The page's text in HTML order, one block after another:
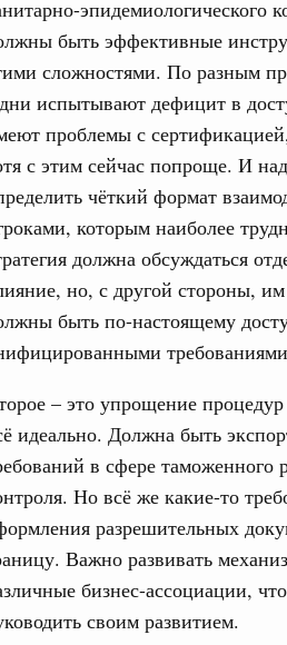
эпидемиологического
быть эффективные
сложностями. По разным
испытывают дефицит в
проблемы с
с этим сейчас попроще. И
чёткий формат
которым наиболее
должна обсуждаться
но, с другой стороны,
быть по-настоящему
– это упрощение
идеально. Должна быть
в сфере таможенного
Но всё же какие-то
разрешительных
Важно развивать
бизнес-ассоциации,
своим развитием.
8 ноября 2016, вторник
несырьевого экспорта
общественно-
направления
Федерации
несырьевого экспорта
проектного комитета
развития
кооперация
3 октября 2016, понедельник
несырьевого экспорта
заседания
по стратегическому
и способах решения основных